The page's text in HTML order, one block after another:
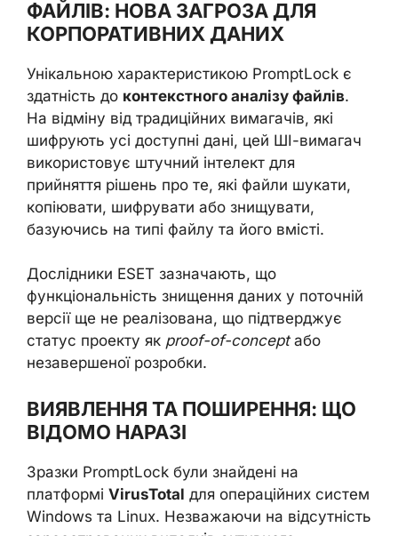
ФАЙЛІВ: НОВА ЗАГРОЗА ДЛЯ
КОРПОРАТИВНИХ ДАНИХ
Унікальною характеристикою PromptLock є
здатність до контекстного аналізу файлів.
На відміну від традиційних вимагачів, які
шифрують усі доступні дані, цей ШІ-вимагач
використовує штучний інтелект для
прийняття рішень про те, які файли шукати,
копіювати, шифрувати або знищувати,
базуючись на типі файлу та його вмісті.
Дослідники ESET зазначають, що
функціональність знищення даних у поточній
версії ще не реалізована, що підтверджує
статус проекту як proof-of-conceptабо
незавершеної розробки.
ВИЯВЛЕННЯ ТА ПОШИРЕННЯ: ЩО
ВІДОМО НАРАЗІ
Зразки PromptLock були знайдені на
платформі VirusTotal для операційних систем
Windows та Linux. Незважаючи на відсутність